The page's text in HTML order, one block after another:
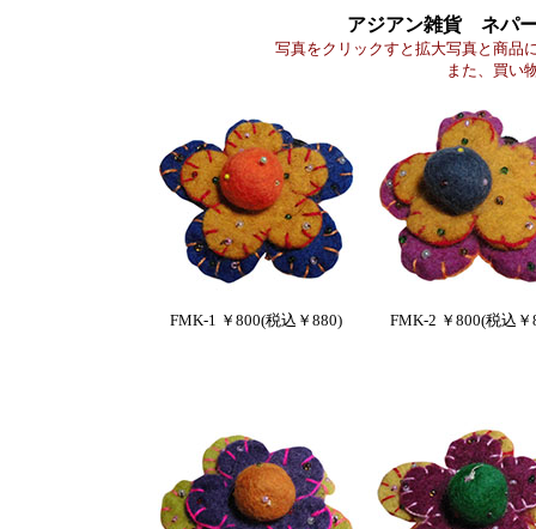
アジアン雑貨 ネパ
写真をクリックすと拡大写真と商品
また、買い
FMK-1 ￥800(税込￥880) FMK-2 ￥800(税込￥